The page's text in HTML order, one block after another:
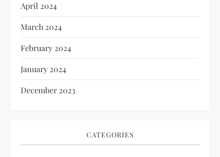
April 2024
March 2024
February 2024
January 2024
December 2023
CATEGORIES